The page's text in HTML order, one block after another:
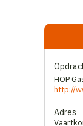
HOP
http://
Adres